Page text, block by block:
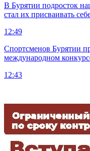
В Бурятии подросток
стал их присваивать
12:49
Спортсменов Бурятии
международном
12:43